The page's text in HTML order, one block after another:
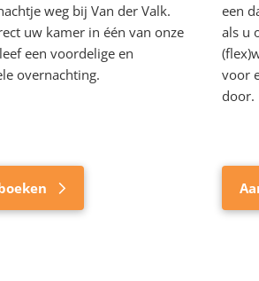
weg bij Van der Valk.
uw kamer in één van onze
een voordelige en
overnachting.
een
als u
voor
door.